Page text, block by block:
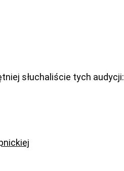
słuchaliście tych audycji: